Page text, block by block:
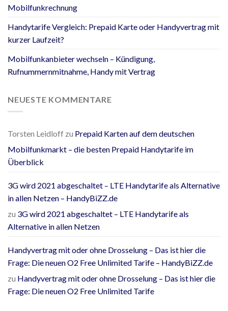
Mobilfunkrechnung
Handytarife Vergleich: Prepaid Karte oder Handyvertrag mit
kurzer Laufzeit?
Mobilfunkanbieter wechseln – Kündigung,
Rufnummernmitnahme, Handy mit Vertrag
NEUESTE KOMMENTARE
Torsten Leidloff zu Prepaid Karten auf dem deutschen
Mobilfunkmarkt – die besten Prepaid Handytarife im
Überblick
3G wird 2021 abgeschaltet – LTE Handytarife als Alternative
in allen Netzen – HandyBiZZ.de
zu 3G wird 2021 abgeschaltet – LTE Handytarife als
Alternative in allen Netzen
Handyvertrag mit oder ohne Drosselung – Das ist hier die
Frage: Die neuen O2 Free Unlimited Tarife – HandyBiZZ.de
zu Handyvertrag mit oder ohne Drosselung – Das ist hier die
Frage: Die neuen O2 Free Unlimited Tarife